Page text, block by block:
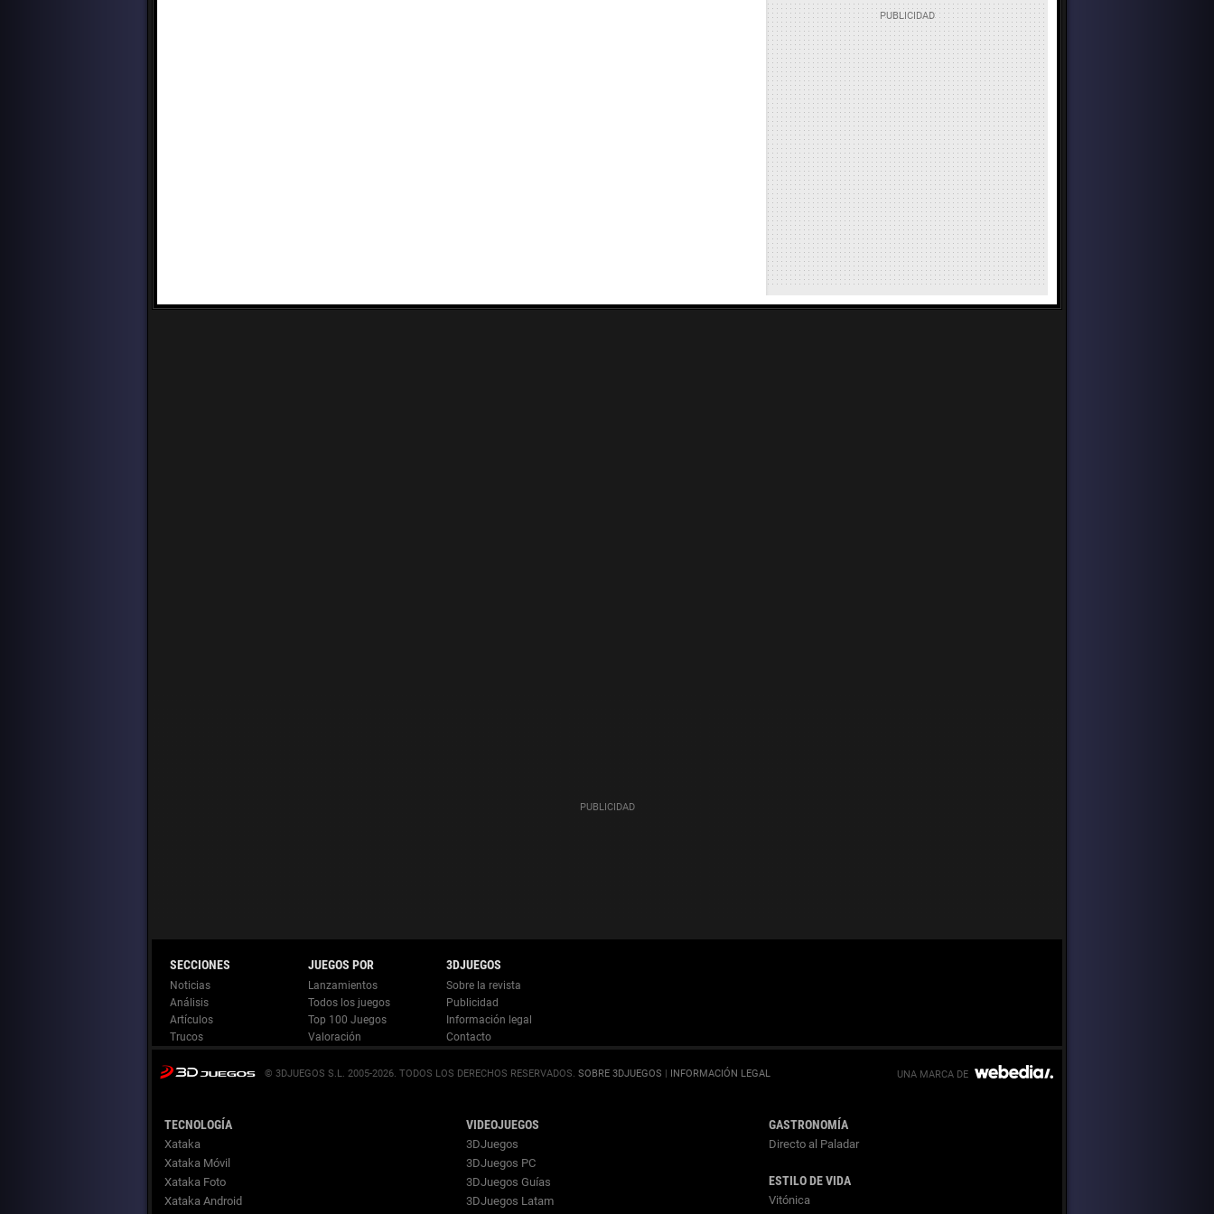
Noticias
Análisis
Artículos
Trucos
Lanzamientos
Todos los juegos
Top 100 Juegos
Valoración
Información legal
© 3DJUEGOS S.L. 2005-2026. . SOBRE 3DJUEGOS | INFORMACIÓN LEGAL
TECNOLOGÍA
Xataka
Xataka Móvil
Xataka Foto
Xataka Android
VIDEOJUEGOS
3DJuegos
3DJuegos PC
3DJuegos Guías
3DJuegos Latam
GASTRONOMÍA
Directo al Paladar
ESTILO DE VIDA
Vitónica